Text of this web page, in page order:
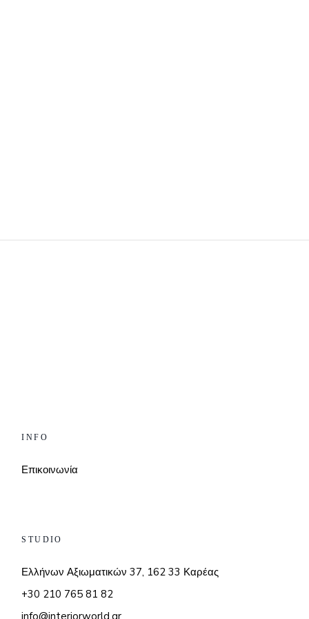
INFO
Επικοινωνία
STUDIO
Ελλήνων Αξιωματικών 37, 162 33 Καρέας
+30 210 765 81 82
info@interiorworld.gr